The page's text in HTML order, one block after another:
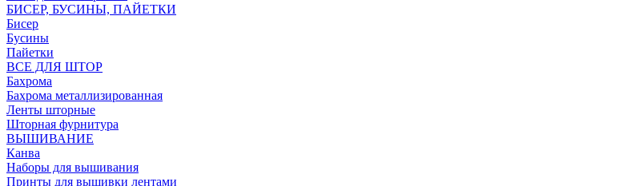
БИСЕР, БУСИНЫ, ПАЙЕТКИ
Бисер
Бусины
Пайетки
ВСЕ ДЛЯ ШТОР
Бахрома
Бахрома металлизированная
Ленты шторные
Шторная фурнитура
ВЫШИВАНИЕ
Канва
Наборы для вышивания
Принты для вышивки лентами